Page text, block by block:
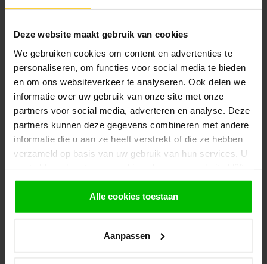
Deze website maakt gebruik van cookies
We gebruiken cookies om content en advertenties te
personaliseren, om functies voor social media te bieden
en om ons websiteverkeer te analyseren. Ook delen we
informatie over uw gebruik van onze site met onze
partners voor social media, adverteren en analyse. Deze
partners kunnen deze gegevens combineren met andere
informatie die u aan ze heeft verstrekt of die ze hebben
verzameld op basis van uw gebruik van hun services. U
gebruiken.
Alle cookies toestaan
Aanpassen
Offerte aanvragen voor een
tuinkamer op maat?
overleg is veel mogelijk. Heb je vragen of ben je benieuwd naar
de kosten? Neem gerust contact met ons op voor een
vrijblijvende offerte!
Veelgestelde vragen over een
tuinkamer op maat
Hieronder vind je de meestgestelde vragen over een houten
tuinkamer op maat.
(open zijden, dichte wanden of glazen schuifwanden) en
het type dak. Doordat elke maatwerk tuinkamer uniek is,